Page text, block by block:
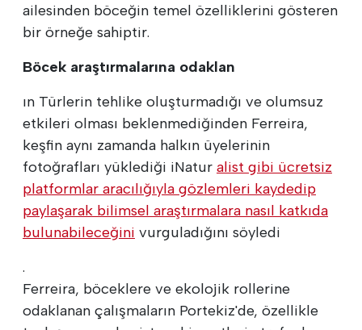
ailesinden böceğin temel özelliklerini gösteren
bir örneğe sahiptir.
Böcek araştırmalarına odaklan
ın Türlerin tehlike oluşturmadığı ve olumsuz
etkileri olması beklenmediğinden Ferreira,
keşfin aynı zamanda halkın üyelerinin
fotoğrafları yüklediği iNatur alist gibi ücretsiz
platformlar aracılığıyla gözlemleri kaydedip
paylaşarak bilimsel araştırmalara nasıl katkıda
bulunabileceğini vurguladığını söyledi
.
Ferreira, böceklere ve ekolojik rollerine
odaklanan çalışmaların Portekiz'de, özellikle